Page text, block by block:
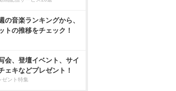
の音楽ランキングから、
トの推移をチェック！
会、登壇イベント、サイ
ェキなどプレゼント！
ゼント特集